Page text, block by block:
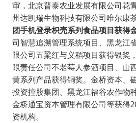
审，北京普泰农业发展有限公司花
州达凯瑞生物科技有限公司唯尔康
团手机登录枳壳系列食品项目获得
司智慧追溯管理系统项目、黑龙江
限公司五粱红与义稻项目获得银奖
限责任公司不老莓人参酒项目、山
黄系列产品获得铜奖。 金桥资本、
投资控股集团、黑龙江福谷农作物
金桥通宝资本管理有限公司等获得
资机构。